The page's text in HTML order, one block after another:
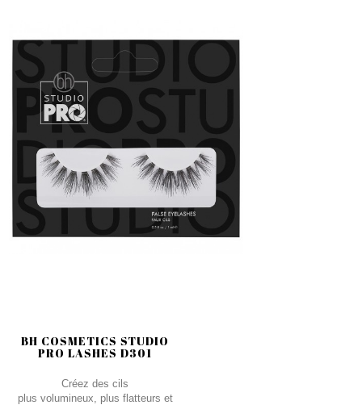
BH COSMETICS STUDIO
PRO LASHES D301
Créez des cils
plus volumineux, plus flatteurs et